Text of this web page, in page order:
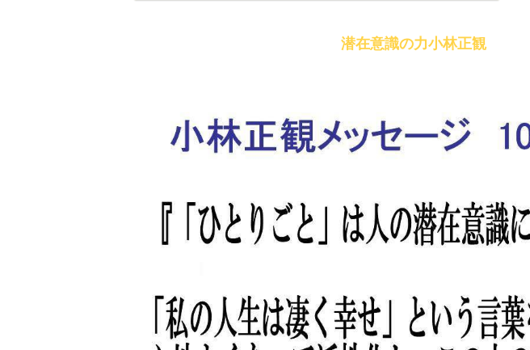
潜在意識の力小林正観